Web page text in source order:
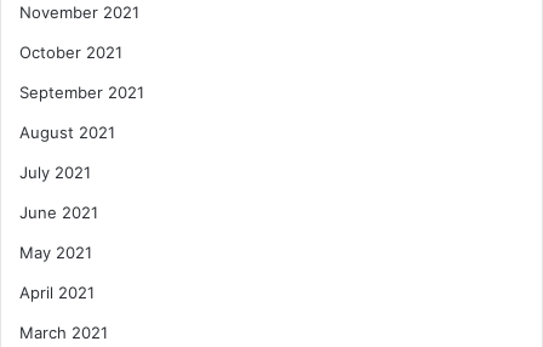
November 2021
October 2021
September 2021
August 2021
July 2021
June 2021
May 2021
April 2021
March 2021